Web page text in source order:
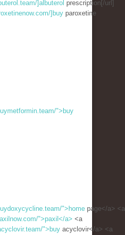
]albuterol prescription[/url]
]buy paroxetine
">buy
">home page</a> <a
">paxil</a> <a
">buy acyclovir</a> <a